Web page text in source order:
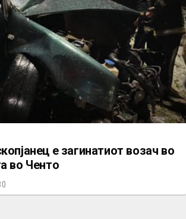
е загинатиот возач во
во Ченто